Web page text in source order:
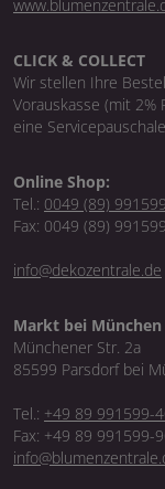
CLICK & COLLECT
Wir stellen Ihre
Vorauskasse (mit 2%
eine
Online Shop:
Tel.: 0049 (89)
Fax: 0049 (89)
info@dekozentrale.de
Markt bei München
Münchener Str. 2a
85599 Parsdorf bei
Tel.: +49 89 991599-
Fax: +49 89 991599-